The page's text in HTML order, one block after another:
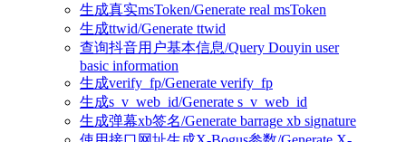
生成真实msToken/Generate real msToken
生成ttwid/Generate ttwid
查询抖音用户基本信息/Query Douyin user
basic information
生成verify_fp/Generate verify_fp
生成s_v_web_id/Generate s_v_web_id
生成弹幕xb签名/Generate barrage xb signature